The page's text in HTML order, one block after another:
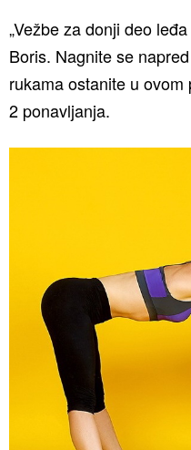
„Vežbe za donji deo
Boris. Nagnite se
rukama ostanite u
2 ponavljanja.